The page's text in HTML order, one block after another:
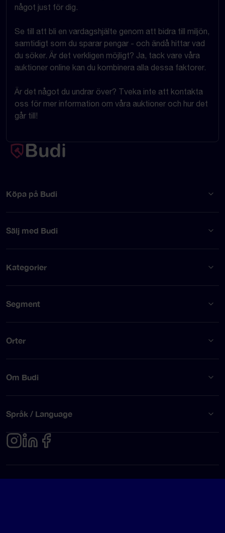
något just för dig.
Se till att bli en vardagshjälte genom att bidra till miljön,
samtidigt som du sparar pengar - och ändå hittar vad
du söker. Är det verkligen möjligt? Ja, tack vare våra
auktioner online kan du kombinera alla dessa faktorer.
Är det något du undrar över? Tveka inte att kontakta
oss för mer information om våra auktioner och hur det
går till!
Köpa på Budi
Sälj med Budi
Kategorier
Segment
Orter
Om Budi
Språk / Language